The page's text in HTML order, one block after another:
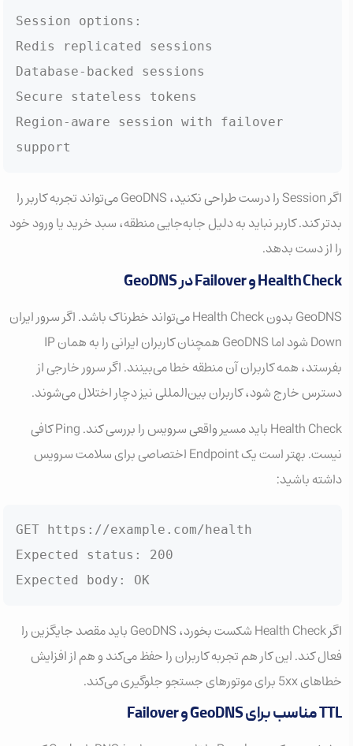
Session options:
Redis replicated sessions
Database-backed sessions
Secure stateless tokens
Region-aware session with failover
support
اگر Session را درست طراحی نکنید، GeoDNS می‌تواند تجربه کاربر را
بدتر کند. کاربر نباید به دلیل جابه‌جایی منطقه، سبد خرید یا ورود خود
را از دست بدهد.
Health Check و Failover در GeoDNS
GeoDNS بدون Health Check می‌تواند خطرناک باشد. اگر سرور ایران
Down شود اما GeoDNS همچنان کاربران ایرانی را به همان IP
بفرستد، همه کاربران آن منطقه خطا می‌بینند. اگر سرور خارجی از
دسترس خارج شود، کاربران بین‌المللی نیز دچار اختلال می‌شوند.
Health Check باید مسیر واقعی سرویس را بررسی کند. Ping کافی
نیست. بهتر است یک Endpoint اختصاصی برای سلامت سرویس
داشته باشید:
GET https://example.com/health
Expected status: 200
Expected body: OK
اگر Health Check شکست بخورد، GeoDNS باید مقصد جایگزین را
فعال کند. این کار هم تجربه کاربران را حفظ می‌کند و هم از افزایش
خطاهای 5xx برای موتورهای جستجو جلوگیری می‌کند.
TTL مناسب برای GeoDNS و Failover